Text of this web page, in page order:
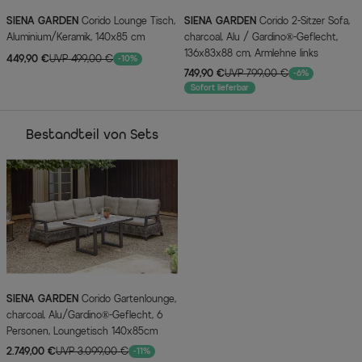
SIENA GARDEN
Aluminium/Keramik, 140x85 cm
449,90 €UVP 499,00 € -10%
SIENA GARDEN
charcoal, Alu / Gardino®-Geflecht,
136x83x88 cm, Armlehne links
749,90 €UVP 799,00 € -6%
Sofort lieferbar
Bestandteil von Sets
SIENA GARDEN
charcoal, Alu/Gardino®-Geflecht, 6
Personen, Loungetisch 140x85cm
2.749,00 €UVP 3.099,00 € -11%